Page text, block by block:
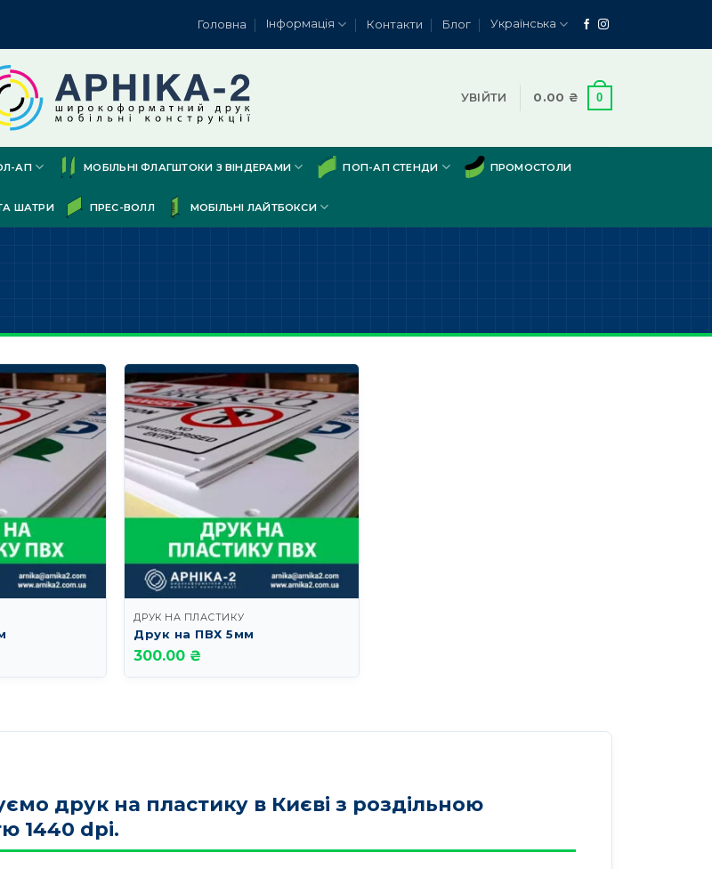
Головна Інформація Контакти Блог Українська
УВІЙТИ 0.00 ₴ 0
АП МОБІЛЬНІ ФЛАГШТОКИ З ВІНДЕРАМИ ПОП-АП СТЕНДИ ПРОМОСТОЛИ
ШАТРИ ПРЕС-ВОЛЛ МОБІЛЬНІ ЛАЙТБОКСИ
ДРУК НА ПЛАСТИКУ
Друк на ПВХ 5мм
300.00 ₴
друк на пластику в Києві з роздільною
1440 dpi.